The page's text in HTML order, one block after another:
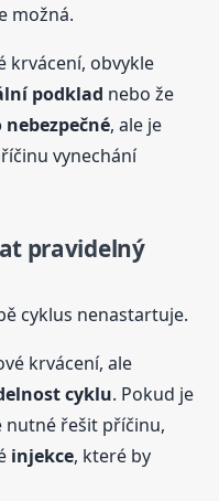
možná.
krvácení, obvykle
podklad nebo že
, ale je
vynechání
pravidelný
cyklus nenastartuje.
krvácení, ale
cyklu. Pokud je
nutné řešit příčinu,
injekce, které by